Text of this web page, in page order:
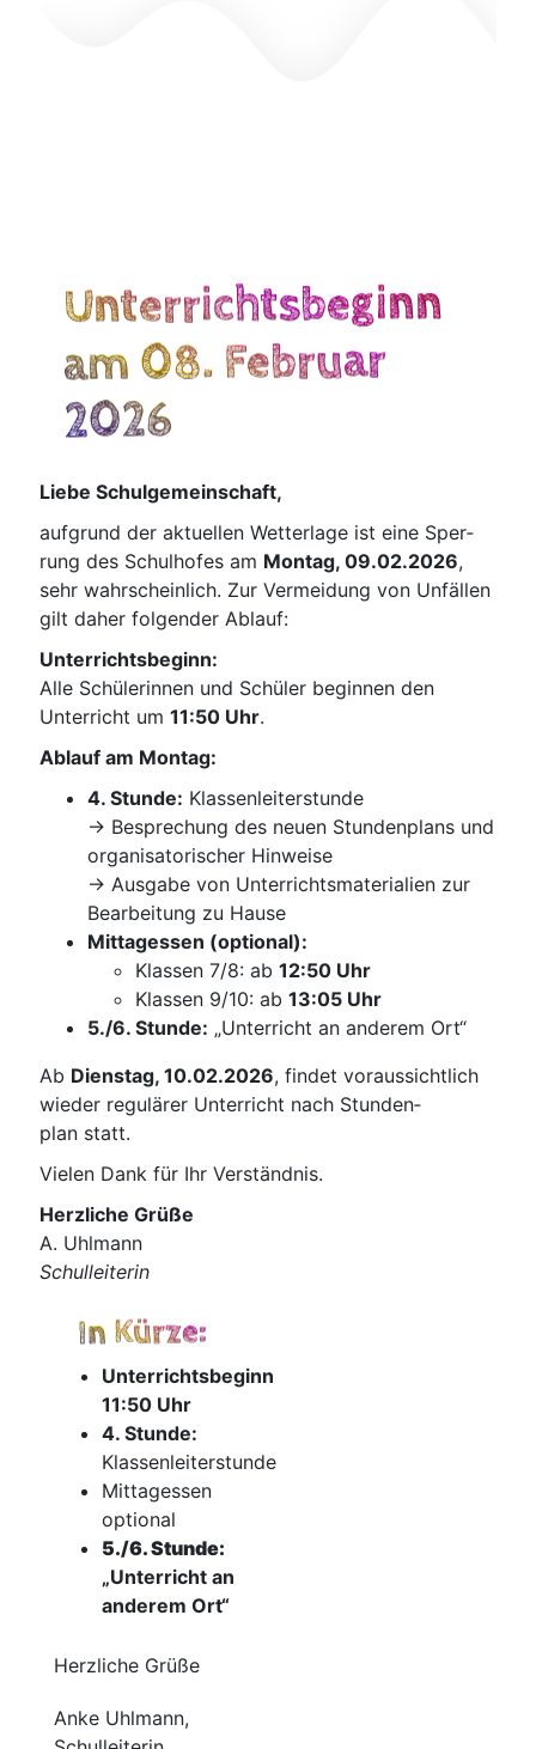
Unterrichtsbeginn
am 08. Februar
2026
Lie­be Schulgemeinschaft,
auf­grund der aktu­el­len Wet­ter­la­ge ist eine Sper­
rung des Schul­ho­fes am Mon­tag, 09.02.2026,
sehr wahr­schein­lich. Zur Ver­mei­dung von Unfäl­len
gilt daher fol­gen­der Ablauf:
Unter­richts­be­ginn:
Alle Schü­le­rin­nen und Schü­ler begin­nen den
Unter­richt um 11:50 Uhr.
Ablauf am Montag:
4. Stun­de: Klas­sen­lei­ter­stun­de
→ Bespre­chung des neu­en Stun­den­plans und
orga­ni­sa­to­ri­scher Hin­wei­se
→ Aus­ga­be von Unter­richts­ma­te­ria­li­en zur
Bear­bei­tung zu Hause
Mit­tag­essen (optio­nal):
Klas­sen 7/8: ab 12:50 Uhr
Klas­sen 9/10: ab 13:05 Uhr
5./6. Stun­de: „Unter­richt an ande­rem Ort“
Ab Diens­tag, 10.02.2026, fin­det vor­aus­sicht­lich
wie­der regu­lä­rer Unter­richt nach Stun­den­
plan statt.
Vie­len Dank für Ihr Verständnis.
Herz­li­che Grü­ße
A. Uhl­mann
Schul­lei­te­rin
In Kürze:
Unter­richts­be­ginn
11:50 Uhr
4. Stun­de:
Klassenleiterstunde
Mit­tag­essen
optional
5./6. Stun­de:
„Unter­richt an
ande­rem Ort“
Herz­li­che Grüße
Anke Uhl­mann,